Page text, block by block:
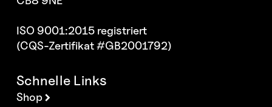
ISO 9001:2015 registriert
(CQS-Zertifikat #GB2001792)
Schnelle Links
Shop